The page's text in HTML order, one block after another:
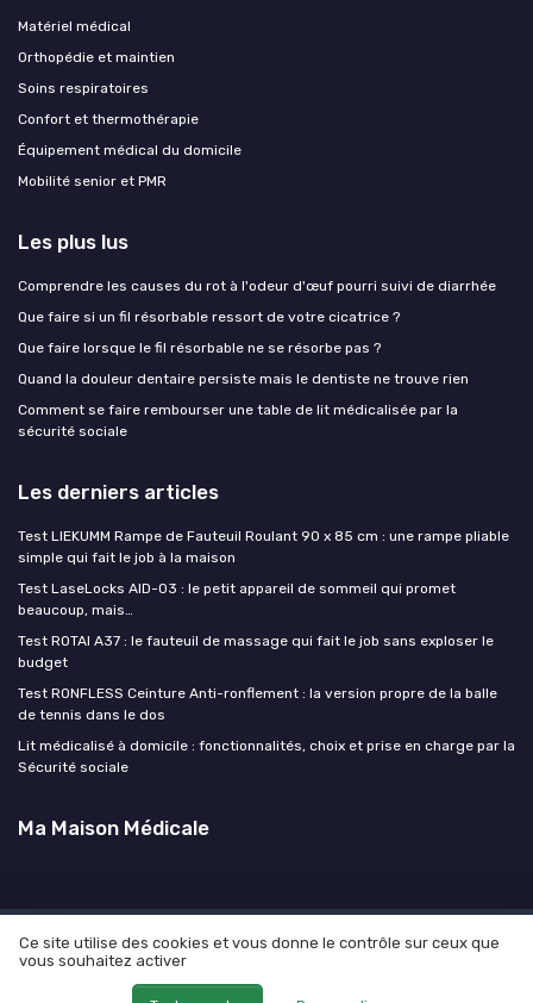
Matériel médical
Orthopédie et maintien
Soins respiratoires
Confort et thermothérapie
Équipement médical du domicile
Mobilité senior et PMR
Les plus lus
Comprendre les causes du rot à l'odeur d'œuf pourri suivi de diarrhée
Que faire si un fil résorbable ressort de votre cicatrice ?
Que faire lorsque le fil résorbable ne se résorbe pas ?
Quand la douleur dentaire persiste mais le dentiste ne trouve rien
Comment se faire rembourser une table de lit médicalisée par la
sécurité sociale
Les derniers articles
Test LIEKUMM Rampe de Fauteuil Roulant 90 x 85 cm : une rampe pliable
simple qui fait le job à la maison
Test LaseLocks AID-03 : le petit appareil de sommeil qui promet
beaucoup, mais…
Test ROTAI A37 : le fauteuil de massage qui fait le job sans exploser le
budget
Test RONFLESS Ceinture Anti-ronflement : la version propre de la balle
de tennis dans le dos
Lit médicalisé à domicile : fonctionnalités, choix et prise en charge par la
Sécurité sociale
Ma Maison Médicale
Mentions légales Politique de confidentialité
Devis
Ce site utilise des cookies et vous donne le contrôle sur ceux que
vous souhaitez activer